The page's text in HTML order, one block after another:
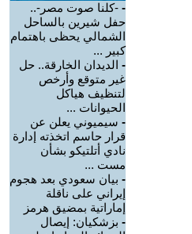
- -كلنا صوت مصر-..
حفل شيرين بالساحل
الشمالي يحظى باهتمام
كبير ...
- الديدان الخارقة.. حل
غير متوقع وأرخص
لتنظيف هياكل
الحيوانات ...
- سيميوني يعلن عن
قرار حاسم اتخذته إدارة
نادي أتلتيكو بشأن
مست ...
- بيان سعودي بعد هجوم
إيراني على ناقلة
إماراتية بمضيق هرمز
- بزشكيان: إيصال